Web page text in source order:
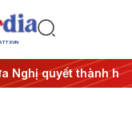
TTXVN
Nghị quyết thành hành